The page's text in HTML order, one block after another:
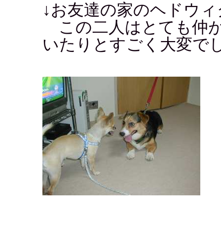
↓お友達の家のヘドウ
この二人はとても仲
いたりとすごく大変で